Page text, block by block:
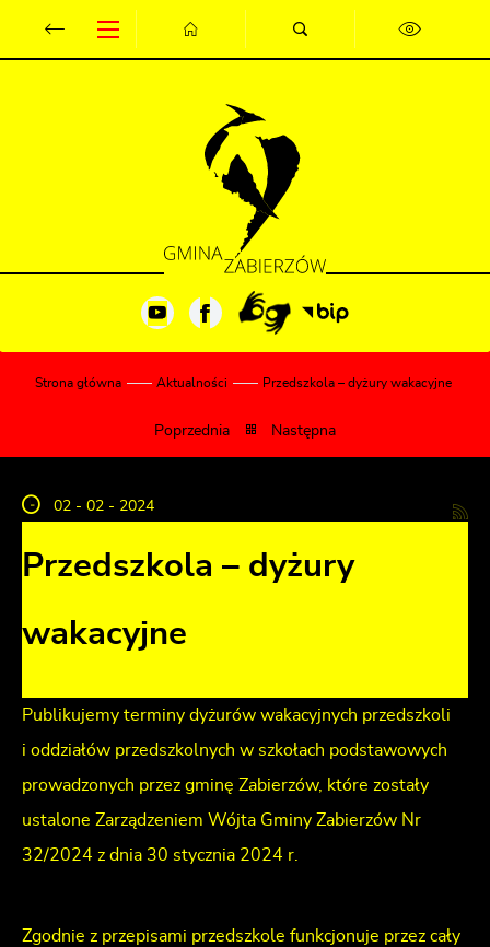
Przejdź do wyszukiwarki.
Przejdź do ustawień wielkości czcionki.
Wyłącz wersję kontrastową strony.
Strona główna Aktualności Przedszkola – dyżury wakacyjne
Poprzednia Następna
02 - 02 - 2024
Przedszkola – dyżury
wakacyjne
Publikujemy terminy dyżurów wakacyjnych przedszkoli
i oddziałów przedszkolnych w szkołach podstawowych
prowadzonych przez gminę Zabierzów, które zostały
ustalone Zarządzeniem Wójta Gminy Zabierzów Nr
32/2024 z dnia 30 stycznia 2024 r.
Zgodnie z przepisami przedszkole funkcjonuje przez cały